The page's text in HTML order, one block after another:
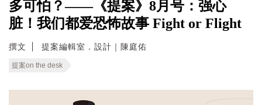
多可怕？——《提案》8月号：强心
脏！我们都爱恐怖故事 Fight or Flight
撰文 提案編輯室．設計｜陳庭佑
提案on the desk